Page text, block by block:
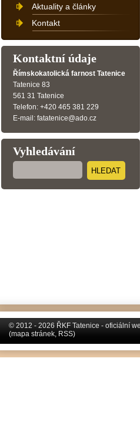
Aktuality a články
Kontakt
Kontaktní údaje
Římskokatolická farnost Tatenice
Tatenice 83
561 31 Tatenice
Telefon: +420 465 381 229
E-mail: fatatenice@ado.cz
Vyhledávání
HLEDAT
© 2012 - 2026 ŘKF Tatenice - oficiální
(mapa stránek, RSS)